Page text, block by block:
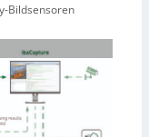
Bildsensoren